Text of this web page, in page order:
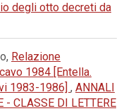
degli otto decreti da
Relazione
1984 [Entella.
1983-1986] , ANNALI
- CLASSE DI LETTERE